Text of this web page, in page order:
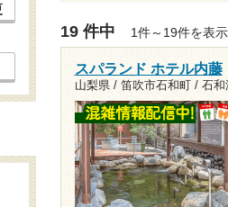
19 件中 1件～19件を表示
スパランド ホテル内藤
山梨県 / 笛吹市石和町 / 石和